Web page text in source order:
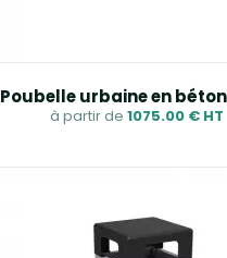
Poubelle urbaine en
à partir de 1075.00 € HT